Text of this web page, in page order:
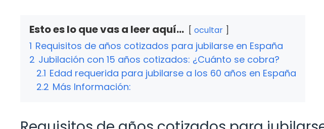
Esto es lo que vas a leer aquí... ocultar
1 Requisitos de años cotizados para jubilarse en España
2 Jubilación con 15 años cotizados: ¿Cuánto se cobra?
2.1 Edad requerida para jubilarse a los 60 años en España
2.2 Más Información: